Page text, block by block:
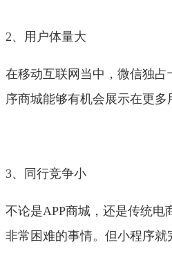
2、用户体量大
在移动互联网当中，微信独
序商城能够有机会展示在更
3、同行竞争小
不论是APP商城，还是传统
非常困难的事情。但小程序就